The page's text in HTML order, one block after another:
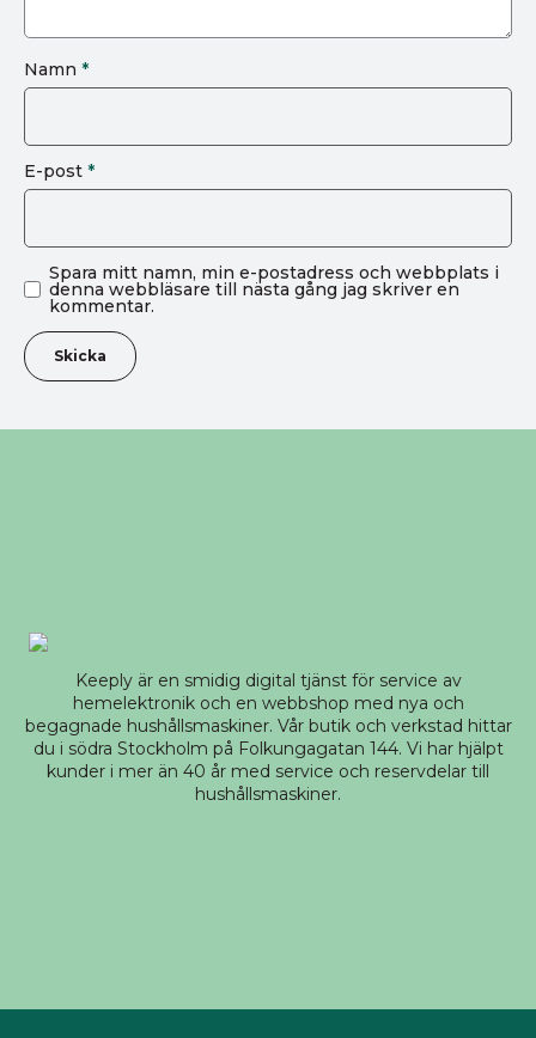
Namn *
E-post *
Spara mitt namn, min e-postadress och webbplats i
denna webbläsare till nästa gång jag skriver en
kommentar.
Keeply är en smidig digital tjänst för service av
hemelektronik och en webbshop med nya och
begagnade hushållsmaskiner. Vår butik och verkstad hittar
du i södra Stockholm på Folkungagatan 144. Vi har hjälpt
kunder i mer än 40 år med service och reservdelar till
hushållsmaskiner.